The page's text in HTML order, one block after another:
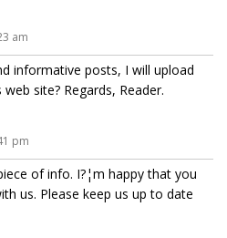
am
informative posts, I will upload
site? Regards, Reader.
pm
of info. I?¦m happy that you
us. Please keep us up to date